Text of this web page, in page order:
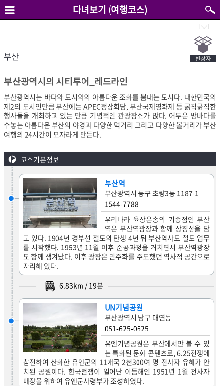
다녀보기 (여행코스)
부산
부산광역시의 시티투어_레드라인
부산광역시는 바다와 도시와의 아름다운 조화를 뽐내는 도시다. 대한민국의
제2의 도시인만큼 부산에는 APEC정상회담, 부산국제영화제 등 굵직굵직한
행사들을 개최하고 있는 만큼 기념적인 관광장소가 많다. 어두운 밤바다를
수놓는 아름다운 부산의 야경과 다양한 먹거리 그리고 다양한 볼거리가 부산
여행의 24시간이 모자라게 만든다.
코스기본정보
부산역
부산광역시 동구 초량3동 1187-1
1544-7788
우리나라 육상운송의 기종점인 부산
역은 부산역광장과 함께 상징성을 담
고 있다. 1904년 경부선 철도의 탄생 4년 뒤 부산역사도 철도 업무
를 시작했다. 1953년 11월 이후 준공과정을 거치면서 부산역광장
도 함께 생겨났다. 이후 광장은 민주화를 주도했던 역사적 공간으로
자리해 있다.
6.83km / 19분
UN기념공원
부산광역시 남구 대연동
051-625-0625
유엔기념공원은 부산에서만 볼 수 있
는 특화된 문화 콘텐츠로, 6.25전쟁에
참전하여 산화한 유엔군의 11개국 2천300여 명 전사자 유해가 안
치된 공원이다. 한국전쟁이 일어난 이듬해인 1951년 1월 전사자
매장을 위하여 유엔군사령부가 조성하였다.